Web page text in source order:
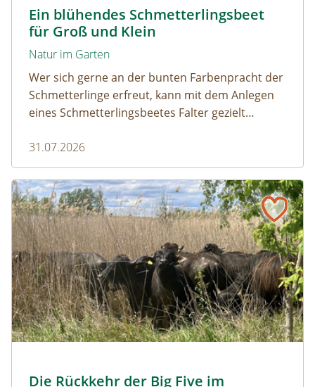
Ein blühendes Schmetterlingsbeet
für Groß und Klein
Natur im Garten
Wer sich gerne an der bunten Farbenpracht der
Schmetterlinge erfreut, kann mit dem Anlegen
eines Schmetterlingsbeetes Falter gezielt
dürfen ausreichend mitgedacht werden. Denn
ohne Raupen gibt es keine schönen
Schmetterlinge!
31.07.2026
Naturmagazin: Die Rückkehr der Big Five im Weinviertel
Naturmagazin: Die Rückkehr der Big Five im
Die Rückkehr der Big Five im
Die Rückkehr der Big Five im Weinviertel